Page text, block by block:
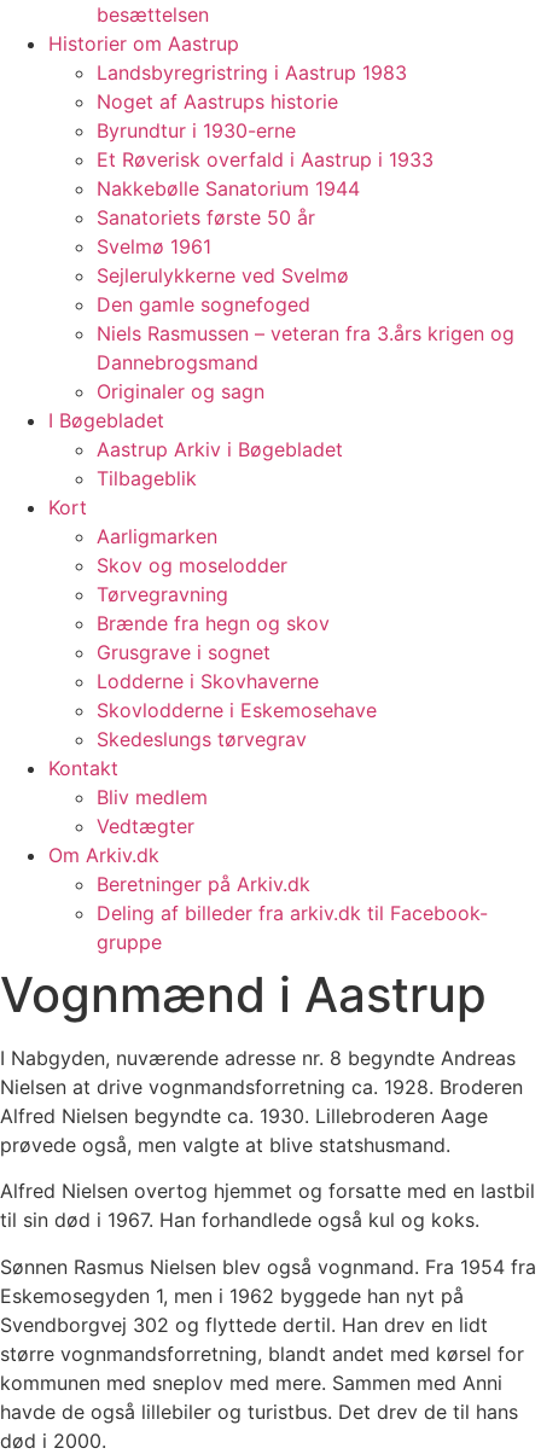
besættelsen
Historier om Aastrup
Landsbyregristring i Aastrup 1983
Noget af Aastrups historie
Byrundtur i 1930-erne
Et Røverisk overfald i Aastrup i 1933
Nakkebølle Sanatorium 1944
Sanatoriets første 50 år
Svelmø 1961
Sejlerulykkerne ved Svelmø
Den gamle sognefoged
Niels Rasmussen – veteran fra 3.års krigen og
Dannebrogsmand
Originaler og sagn
I Bøgebladet
Aastrup Arkiv i Bøgebladet
Tilbageblik
Kort
Aarligmarken
Skov og moselodder
Tørvegravning
Brænde fra hegn og skov
Grusgrave i sognet
Lodderne i Skovhaverne
Skovlodderne i Eskemosehave
Skedeslungs tørvegrav
Kontakt
Bliv medlem
Vedtægter
Om Arkiv.dk
Beretninger på Arkiv.dk
Deling af billeder fra arkiv.dk til Facebook-
gruppe
Vognmænd i Aastrup
I Nabgyden, nuværende adresse nr. 8 begyndte Andreas
Nielsen at drive vognmandsforretning ca. 1928. Broderen
Alfred Nielsen begyndte ca. 1930. Lillebroderen Aage
prøvede også, men valgte at blive statshusmand.
Alfred Nielsen overtog hjemmet og forsatte med en lastbil
til sin død i 1967. Han forhandlede også kul og koks.
Sønnen Rasmus Nielsen blev også vognmand. Fra 1954 fra
Eskemosegyden 1, men i 1962 byggede han nyt på
Svendborgvej 302 og flyttede dertil. Han drev en lidt
større vognmandsforretning, blandt andet med kørsel for
kommunen med sneplov med mere. Sammen med Anni
havde de også lillebiler og turistbus. Det drev de til hans
død i 2000.